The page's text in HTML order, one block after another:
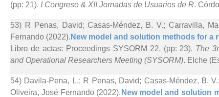
(pp: 21). I Congreso & XII Jornadas de Usuarios de R.
53) R Penas, David; Casas-Méndez, B. V.; Carravilla,
Fernando (2022). New model and solution methods for a
Libro de actas: Proceedings SYSORM 22. (pp: 23). The
and Operational Researchers Meeting (SYSORM). Elche
54) Davila-Pena, L.; R Penas, David; Casas-Méndez, B.
Oliveira, José Fernando (2022). New model and solution